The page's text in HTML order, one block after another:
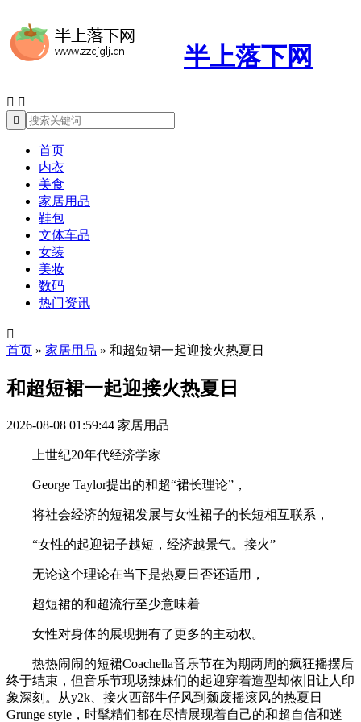
半上落下网
 

首页
内衣
美食
家居用品
鞋包
文体车品
女装
美妆
数码
热门资讯

首页 » 家居用品 » 和超短裙一起迎接火热夏日
和超短裙一起迎接火热夏日
2026-08-08 01:59:44 家居用品
上世纪20年代经济学家
George Taylor提出的和超“裙长理论”，
将社会经济的短裙发展与女性裙子的长短相互联系，
“女性的起迎裙子越短，经济越景气。接火”
无论这个理论在当下是热夏日否还适用，
超短裙的和超流行至少意味着
女性对身体的展现拥有了更多的主动权。
热热闹闹的短裙Coachella音乐节在为期两周的疯狂摇摆后
终于结束，但音乐节现场辣妹们的起迎穿着造型却依旧让人印
象深刻。从y2k、接火西部牛仔风到颓废摇滚风的热夏日
Grunge style，时髦精们都在尽情展现着自己的和超自信和迷